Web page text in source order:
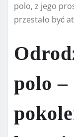
polo, z jego
przestało być
polo –